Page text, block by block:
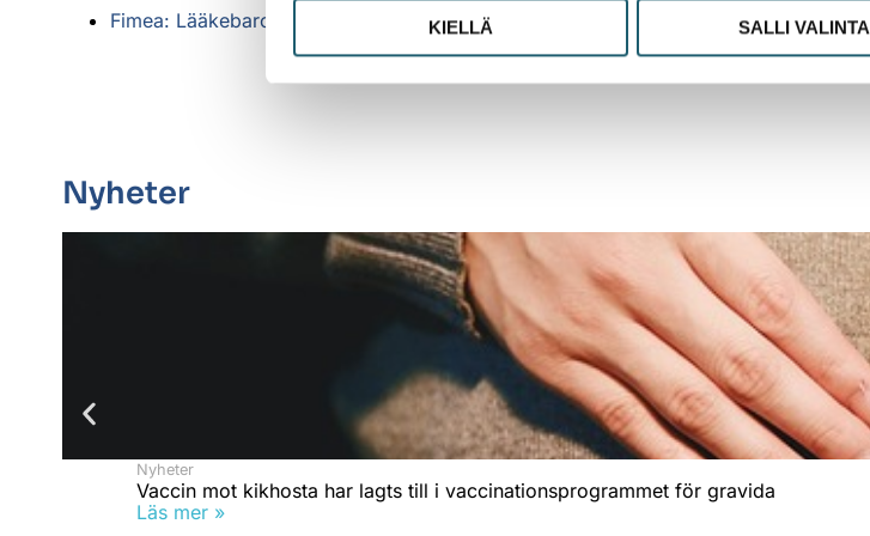
KIELLÄ SALLI VALINTA
Fimea: Lääkebarometri
Nyheter
Nyheter
Vaccin mot kikhosta har lagts till i vaccinationsprogrammet för gravida
Läs mer »